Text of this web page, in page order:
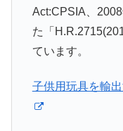
Act:CPSIA、
た「
ています。
子供用玩具を輸